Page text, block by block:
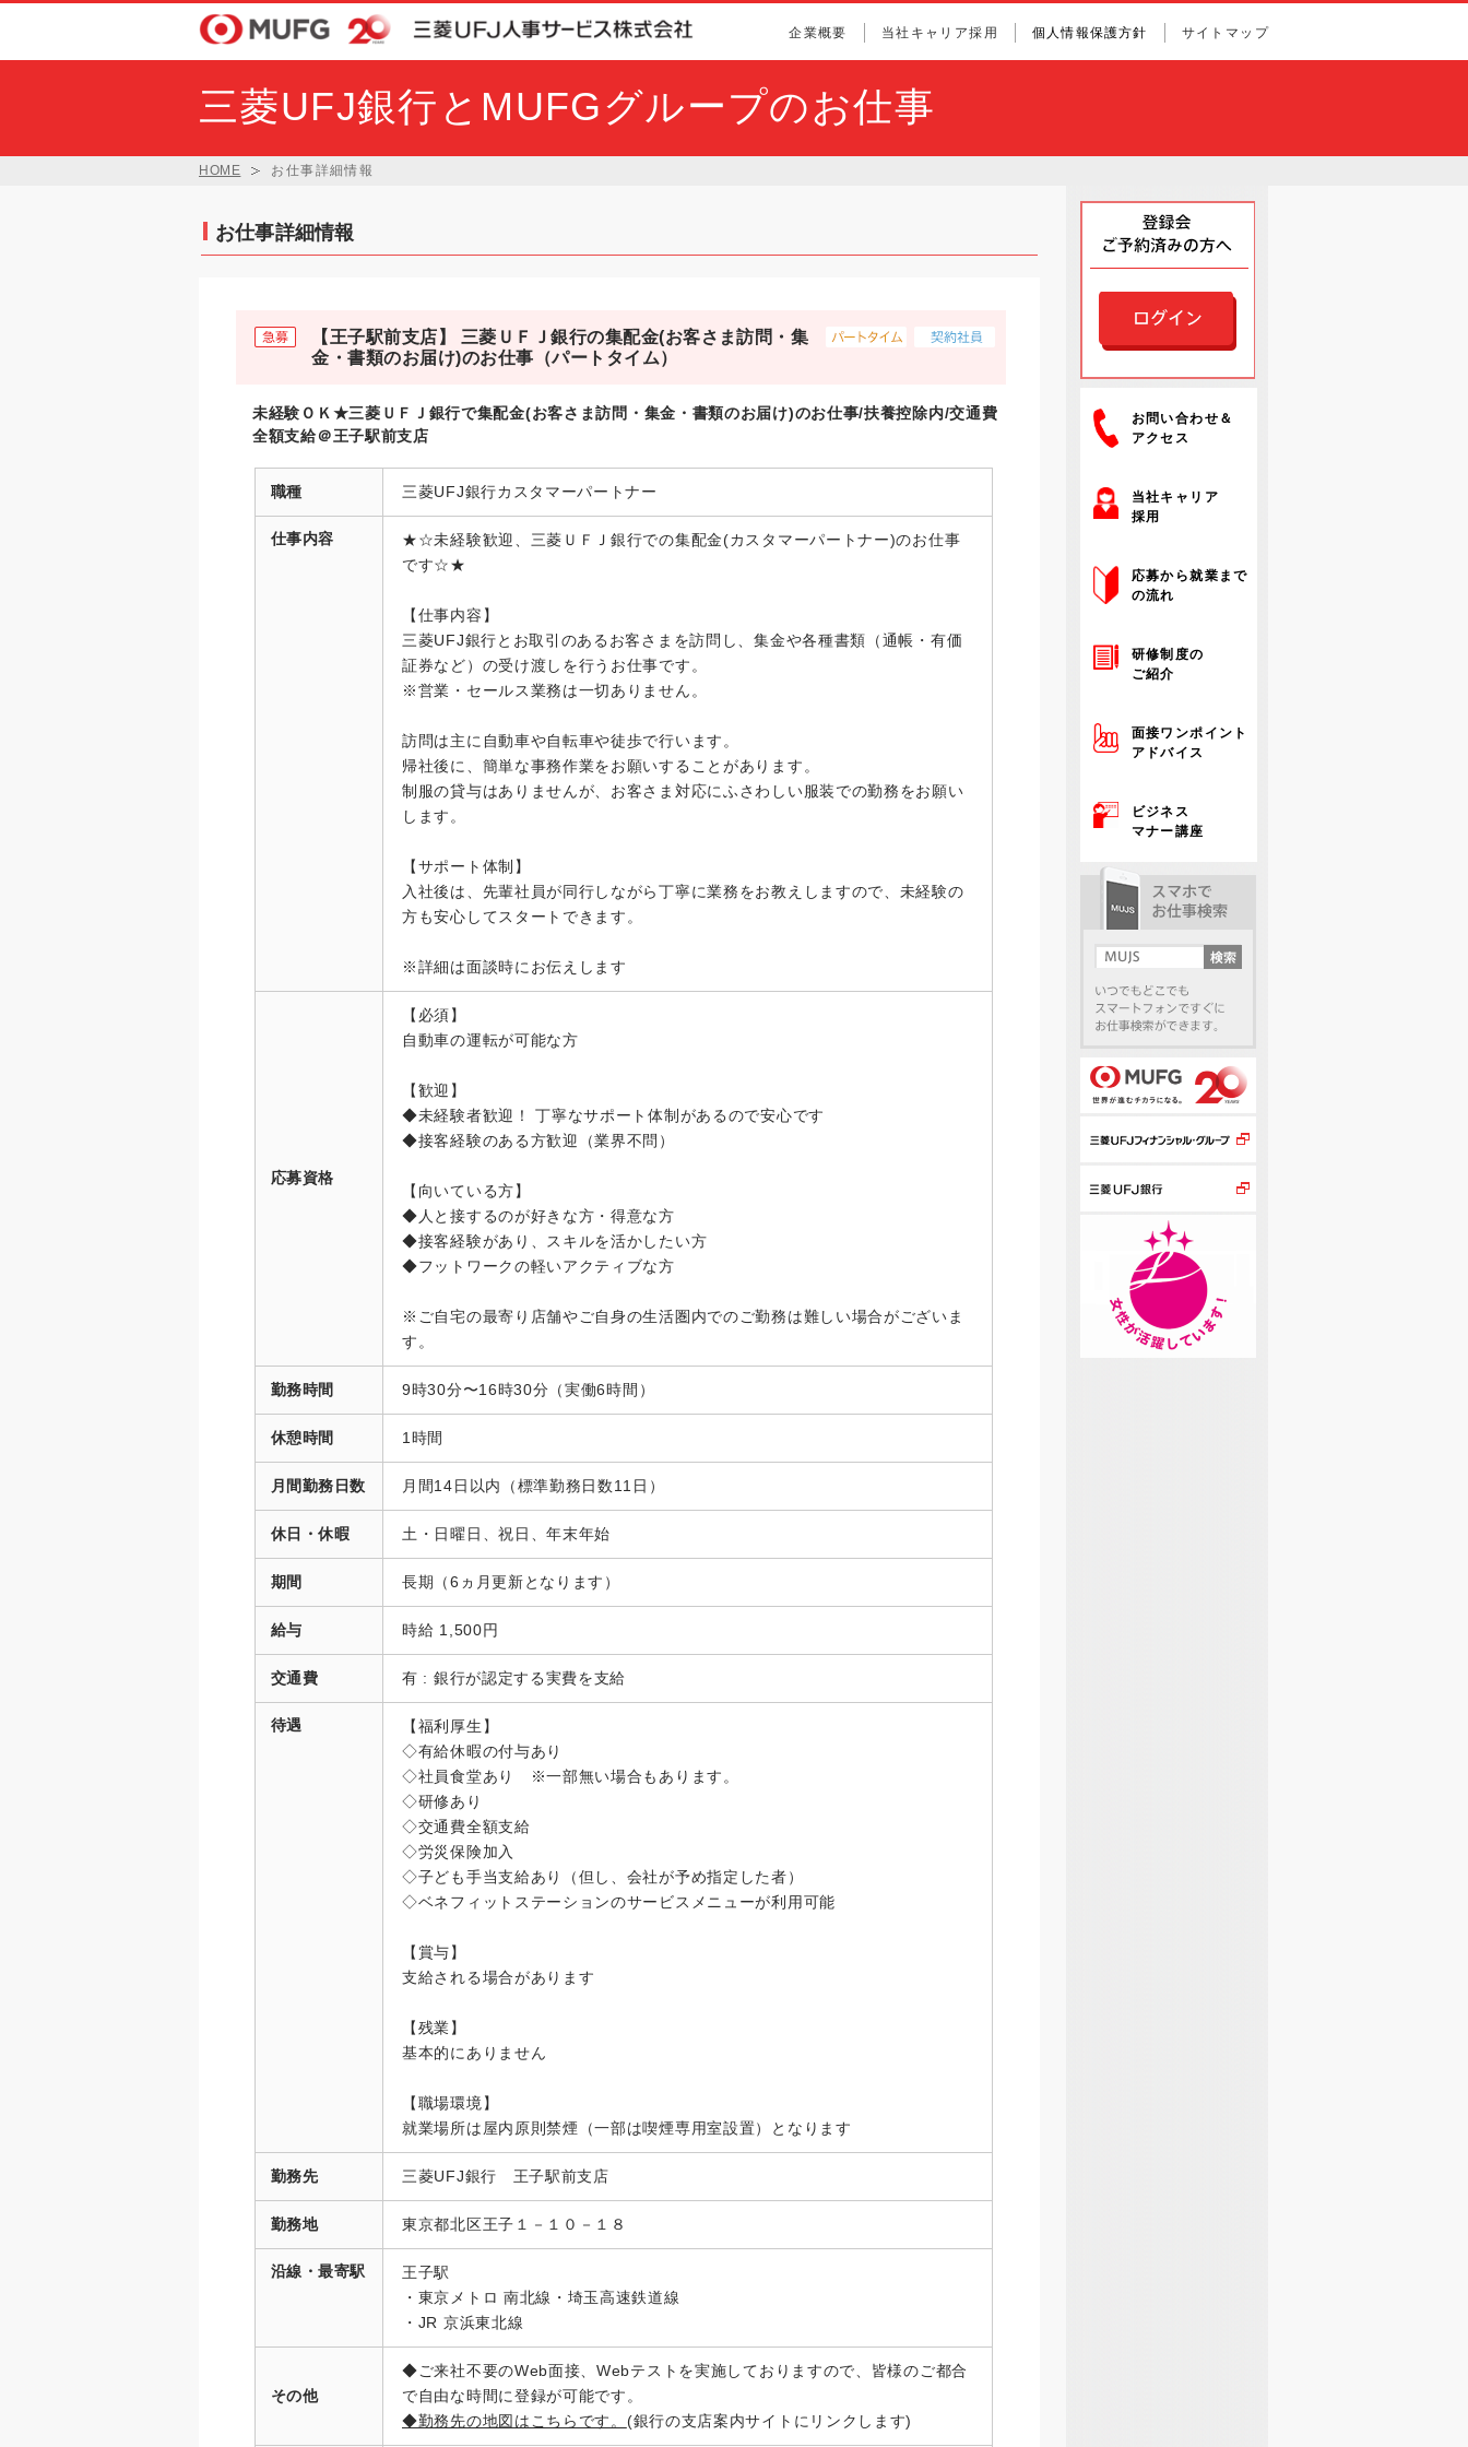
企業概要 当社キャリア採用 個人情報保護方針 サイトマップ
三菱UFJ銀行とMUFGグループのお仕事
HOME お仕事詳細情報
お仕事詳細情報
【王子駅前支店】 三菱ＵＦＪ銀行の集配金(お客さま訪問・集
金・書類のお届け)のお仕事（パートタイム）
未経験ＯＫ★三菱ＵＦＪ銀行で集配金(お客さま訪問・集金・書類のお届け)のお仕事/扶養控除内/交通費
全額支給＠王子駅前支店
職種 三菱UFJ銀行カスタマーパートナー
仕事内容
★☆未経験歓迎、三菱ＵＦＪ銀行での集配金(カスタマーパートナー)のお仕事
です☆★
【仕事内容】
三菱UFJ銀行とお取引のあるお客さまを訪問し、集金や各種書類（通帳・有価
証券など）の受け渡しを行うお仕事です。
※営業・セールス業務は一切ありません。
訪問は主に自動車や自転車や徒歩で行います。
帰社後に、簡単な事務作業をお願いすることがあります。
制服の貸与はありませんが、お客さま対応にふさわしい服装での勤務をお願い
します。
【サポート体制】
入社後は、先輩社員が同行しながら丁寧に業務をお教えしますので、未経験の
方も安心してスタートできます。
※詳細は面談時にお伝えします
応募資格
【必須】
自動車の運転が可能な方
【歓迎】
◆未経験者歓迎！ 丁寧なサポート体制があるので安心です
◆接客経験のある方歓迎（業界不問）
【向いている方】
◆人と接するのが好きな方・得意な方
◆接客経験があり、スキルを活かしたい方
◆フットワークの軽いアクティブな方
※ご自宅の最寄り店舗やご自身の生活圏内でのご勤務は難しい場合がございま
す。
勤務時間 9時30分〜16時30分（実働6時間）
休憩時間 1時間
月間勤務日数 月間14日以内（標準勤務日数11日）
休日・休暇 土・日曜日、祝日、年末年始
期間 長期（6ヵ月更新となります）
給与 時給 1,500円
交通費 有 : 銀行が認定する実費を支給
待遇
【福利厚生】
◇有給休暇の付与あり
◇社員食堂あり ※一部無い場合もあります。
◇研修あり
◇交通費全額支給
◇労災保険加入
◇子ども手当支給あり（但し、会社が予め指定した者）
◇ベネフィットステーションのサービスメニューが利用可能
【賞与】
支給される場合があります
【残業】
基本的にありません
【職場環境】
就業場所は屋内原則禁煙（一部は喫煙専用室設置）となります
勤務先 三菱UFJ銀行 王子駅前支店
勤務地 東京都北区王子１－１０－１８
沿線・最寄駅
王子駅
・東京メトロ 南北線・埼玉高速鉄道線
・JR 京浜東北線
その他
◆ご来社不要のWeb面接、Webテストを実施しておりますので、皆様のご都合
で自由な時間に登録が可能です。
◆勤務先の地図はこちらです。 (銀行の支店案内サイトにリンクします)
お問い合わせ＆
アクセス
当社キャリア
採用
応募から就業まで
の流れ
研修制度の
ご紹介
面接ワンポイント
アドバイス
ビジネス
マナー講座